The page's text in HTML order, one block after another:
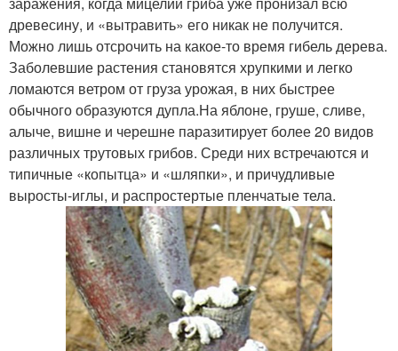
древесину, и «вытравить» его никак не получится.
Можно лишь отсрочить на какое-то время гибель дерева.
Заболевшие растения становятся хрупкими и легко
ломаются ветром от груза урожая, в них быстрее
обычного образуются дупла.На яблоне, груше, сливе,
алыче, вишне и черешне паразитирует более 20 видов
различных трутовых грибов. Среди них встречаются и
типичные «копытца» и «шляпки», и причудливые
выросты-иглы, и распростертые пленчатые тела.